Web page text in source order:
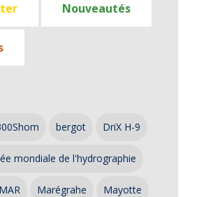
Nouveautés
bergot DriX H-9
mondiale de l'hydrographie
Marégrahe Mayotte